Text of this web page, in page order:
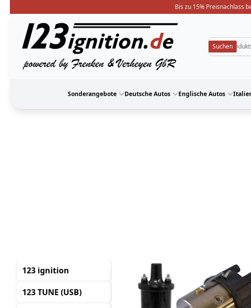
Bis zu 15% Preisnachlass
123ignition
Sonderangebote Deutsche Autos Englische Autos
123 ignition
123 TUNE (USB)